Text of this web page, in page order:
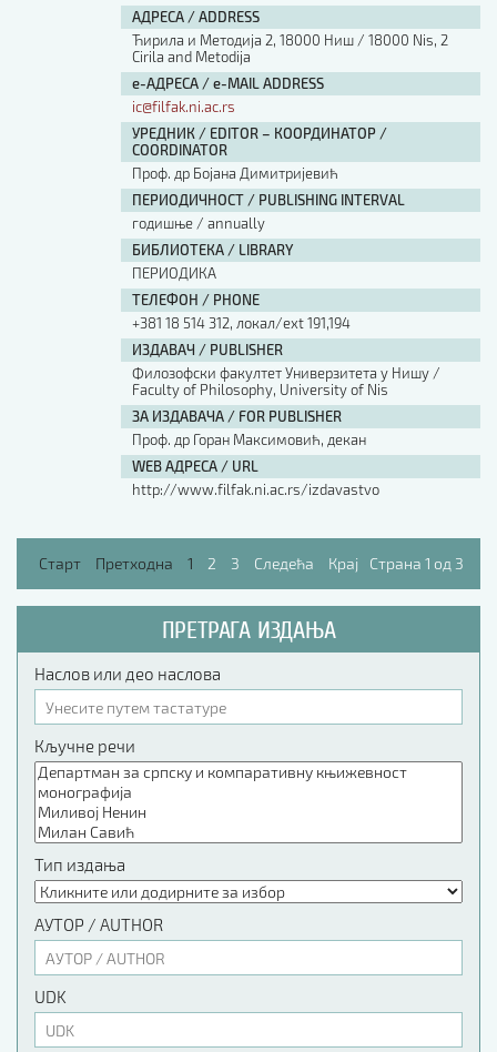
АДРЕСА / ADDRESS
Ћирила и Методија 2, 18000 Ниш / 18000 Nis, 2
Cirila and Metodija
е-АДРЕСА / e-MAIL ADDRESS
ic@filfak.ni.ac.rs
УРЕДНИК / EDITOR – КООРДИНАТОР /
COORDINATOR
Проф. др Бојана Димитријевић
ПЕРИОДИЧНОСТ / PUBLISHING INTERVAL
годишње / annually
БИБЛИОТЕКА / LIBRARY
ПЕРИОДИКА
ТЕЛЕФОН / PHONE
+381 18 514 312, локал/ext 191,194
ИЗДАВАЧ / PUBLISHER
Филозофски факултет Универзитета у Нишу /
Faculty of Philosophy, University of Nis
ЗА ИЗДАВАЧА / FOR PUBLISHER
Проф. др Горан Максимовић, декан
WEB АДРЕСА / URL
http://www.filfak.ni.ac.rs/izdavastvo
Старт Претходна 1 2 3 Следећа Крај Страна 1 од 3
ПРЕТРАГА ИЗДАЊА
Наслов или део наслова
Кључне речи
Тип издања
АУТОР / AUTHOR
UDK